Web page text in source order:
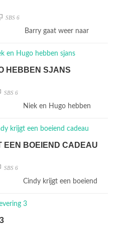
SBS 6
Barry gaat weer naar
HEBBEN SJANS
SBS 6
Niek en Hugo hebben
EEN BOEIEND CADEAU
SBS 6
Cindy krijgt een boeiend